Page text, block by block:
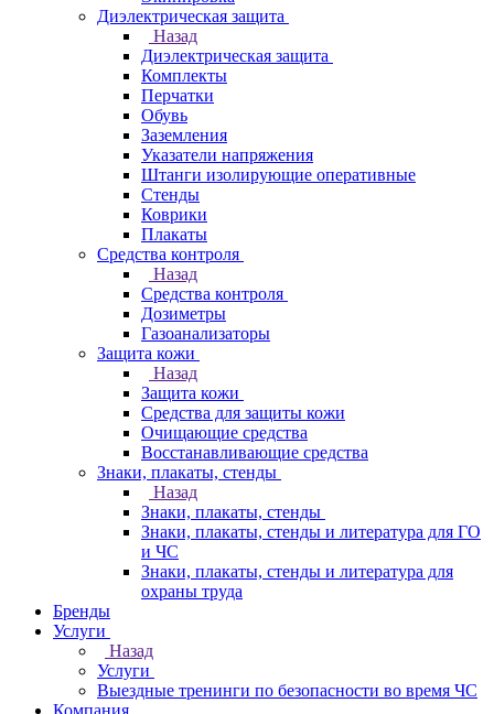
Диэлектрическая защита
Назад
Диэлектрическая защита
Комплекты
Перчатки
Обувь
Заземления
Указатели напряжения
Штанги изолирующие оперативные
Стенды
Коврики
Плакаты
Средства контроля
Назад
Средства контроля
Дозиметры
Газоанализаторы
Защита кожи
Назад
Защита кожи
Средства для защиты кожи
Очищающие средства
Восстанавливающие средства
Знаки, плакаты, стенды
Назад
Знаки, плакаты, стенды
Знаки, плакаты, стенды и литература для ГО
и ЧС
Знаки, плакаты, стенды и литература для
охраны труда
Бренды
Услуги
Назад
Услуги
Выездные тренинги по безопасности во время ЧС
Компания